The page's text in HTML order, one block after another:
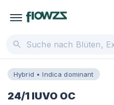
Hybrid • Indica dominant
24/1 IUVO OC